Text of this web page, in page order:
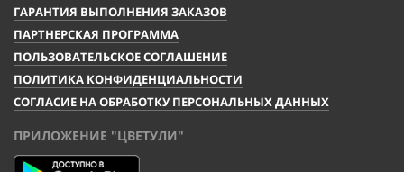
ГАРАНТИЯ ВЫПОЛНЕНИЯ ЗАКАЗОВ
ПАРТНЕРСКАЯ ПРОГРАММА
ПОЛЬЗОВАТЕЛЬСКОЕ СОГЛАШЕНИЕ
ПОЛИТИКА КОНФИДЕНЦИАЛЬНОСТИ
СОГЛАСИЕ НА ОБРАБОТКУ ПЕРСОНАЛЬНЫХ ДАННЫХ
ПРИЛОЖЕНИЕ "ЦВЕТУЛИ"